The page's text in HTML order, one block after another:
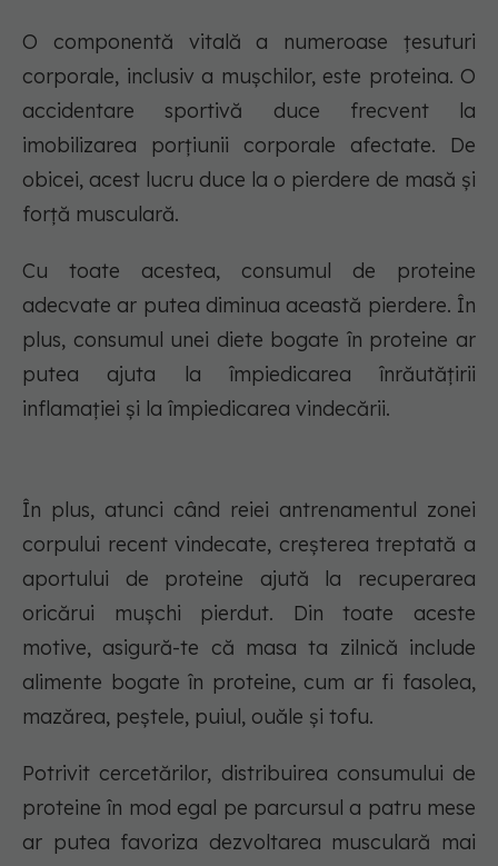
O componentă vitală a numeroase țesuturi
corporale, inclusiv a mușchilor, este proteina. O
accidentare sportivă duce frecvent la
imobilizarea porțiunii corporale afectate. De
obicei, acest lucru duce la o pierdere de masă și
forță musculară.
Cu toate acestea, consumul de proteine
adecvate ar putea diminua această pierdere. În
plus, consumul unei diete bogate în proteine ar
putea ajuta la împiedicarea înrăutățirii
inflamației și la împiedicarea vindecării.
În plus, atunci când reiei antrenamentul zonei
corpului recent vindecate, creșterea treptată a
aportului de proteine ajută la recuperarea
oricărui mușchi pierdut. Din toate aceste
motive, asigură-te că masa ta zilnică include
alimente bogate în proteine, cum ar fi fasolea,
mazărea, peștele, puiul, ouăle și tofu.
Potrivit cercetărilor, distribuirea consumului de
proteine în mod egal pe parcursul a patru mese
ar putea favoriza dezvoltarea musculară mai